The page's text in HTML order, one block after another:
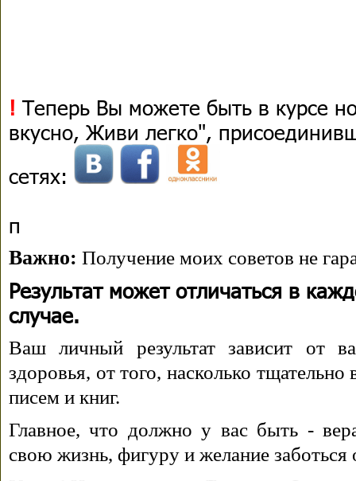
! Теперь Вы можете быть в курсе
вкусно, Живи легко",
сетях:
п
Важно: Получение моих советов не
Результат может отличаться в
случае.
Ваш личный результат зависит от
здоровья, от того, насколько
писем и книг.
Главное, что должно у вас быть -
свою жизнь, фигуру и желание заботься